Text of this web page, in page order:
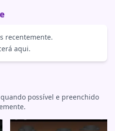
recentemente.
aqui.
possível e preenchido